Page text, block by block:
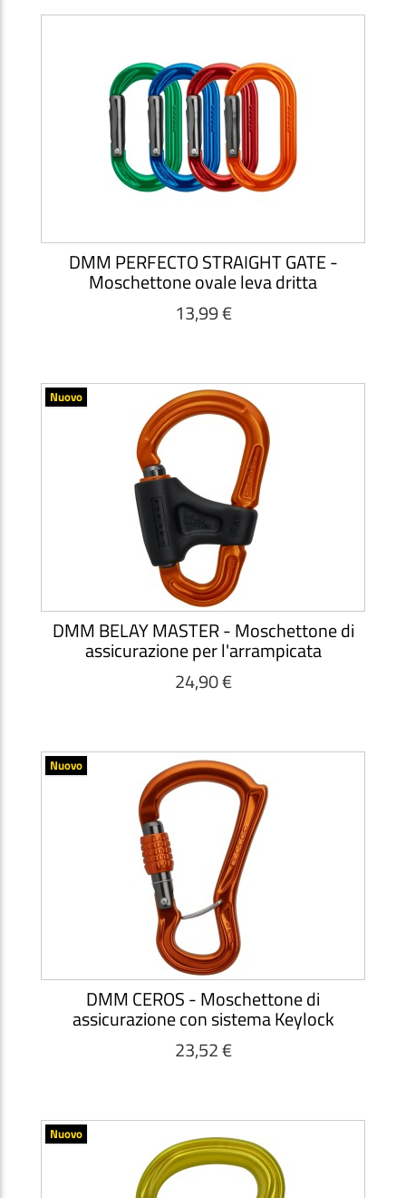
DMM PERFECTO STRAIGHT GATE -
Moschettone ovale leva dritta
13,99 €
Nuovo
DMM BELAY MASTER - Moschettone di
assicurazione per l'arrampicata
24,90 €
Nuovo
DMM CEROS - Moschettone di
assicurazione con sistema Keylock
23,52 €
Nuovo